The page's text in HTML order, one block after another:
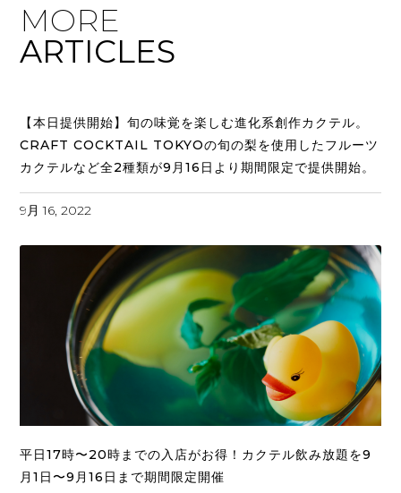
MORE
ARTICLES
【本日提供開始】旬の味覚を楽しむ進化系創作カクテル。
CRAFT COCKTAIL TOKYOの旬の梨を使用したフルーツ
カクテルなど全2種類が9月16日より期間限定で提供開始。
9月 16, 2022
平日17時〜20時までの入店がお得！カクテル飲み放題を9
月1日〜9月16日まで期間限定開催